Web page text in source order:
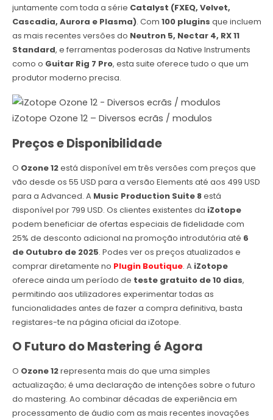
juntamente com toda a série Catalyst (FXEQ, Velvet,
Cascadia, Aurora e Plasma). Com 100 plugins que incluem
as mais recentes versões do Neutron 5, Nectar 4, RX 11
Standard, e ferramentas poderosas da Native Instruments
como o Guitar Rig 7 Pro, esta suite oferece tudo o que um
produtor moderno precisa.
iZotope Ozone 12 – Diversos ecrãs / modulos
Preços e Disponibilidade
O Ozone 12está disponível em três versões com preços que
vão desde os 55 USD para a versão Elements até aos 499 USD
para a Advanced. A Music Production Suite 8está
disponível por 799 USD. Os clientes existentes da iZotope
podem beneficiar de ofertas especiais de fidelidade com
25% de desconto adicional na promoção introdutória até 6
de Outubro de 2025. Podes ver os preços atualizados e
comprar diretamente no Plugin Boutique. A iZotope
oferece ainda um período de teste gratuito de 10 dias,
permitindo aos utilizadores experimentar todas as
funcionalidades antes de fazer a compra definitiva, basta
registares-te na página oficial da iZotope.
O Futuro do Mastering é Agora
O Ozone 12representa mais do que uma simples
actualização; é uma declaração de intenções sobre o futuro
do mastering. Ao combinar décadas de experiência em
processamento de áudio com as mais recentes inovações